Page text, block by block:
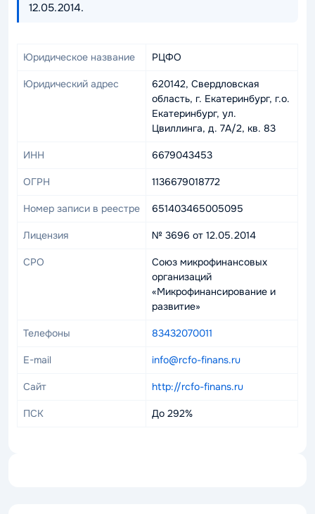
12.05.2014.
Юридическое название РЦФО
Юридический адрес
620142, Свердловская
область, г. Екатеринбург, г.о.
Екатеринбург, ул.
Цвиллинга, д. 7А/2, кв. 83
ИНН 6679043453
ОГРН 1136679018772
Номер записи в реестре 651403465005095
Лицензия № 3696 от 12.05.2014
СРО
Союз микрофинансовых
организаций
«Микрофинансирование и
развитие»
Телефоны 83432070011
E-mail info@rcfo-finans.ru
Сайт http://rcfo-finans.ru
ПСК До 292%